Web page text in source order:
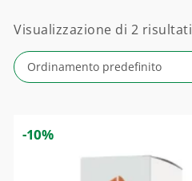
Visualizzazione di 2 risultati
-10%